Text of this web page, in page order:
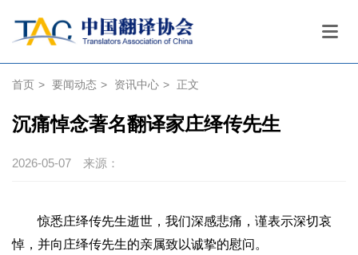
首页 > 要闻动态 > 资讯中心 > 正文
沉痛悼念著名翻译家庄绎传先生
2026-05-07 来源：
惊悉庄绎传先生逝世，我们深感悲痛，谨表示深切哀
悼，并向庄绎传先生的亲属致以诚挚的慰问。